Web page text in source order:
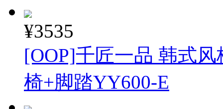
¥3535
[OOP]千匠一品 韩式
椅+脚踏YY600-E